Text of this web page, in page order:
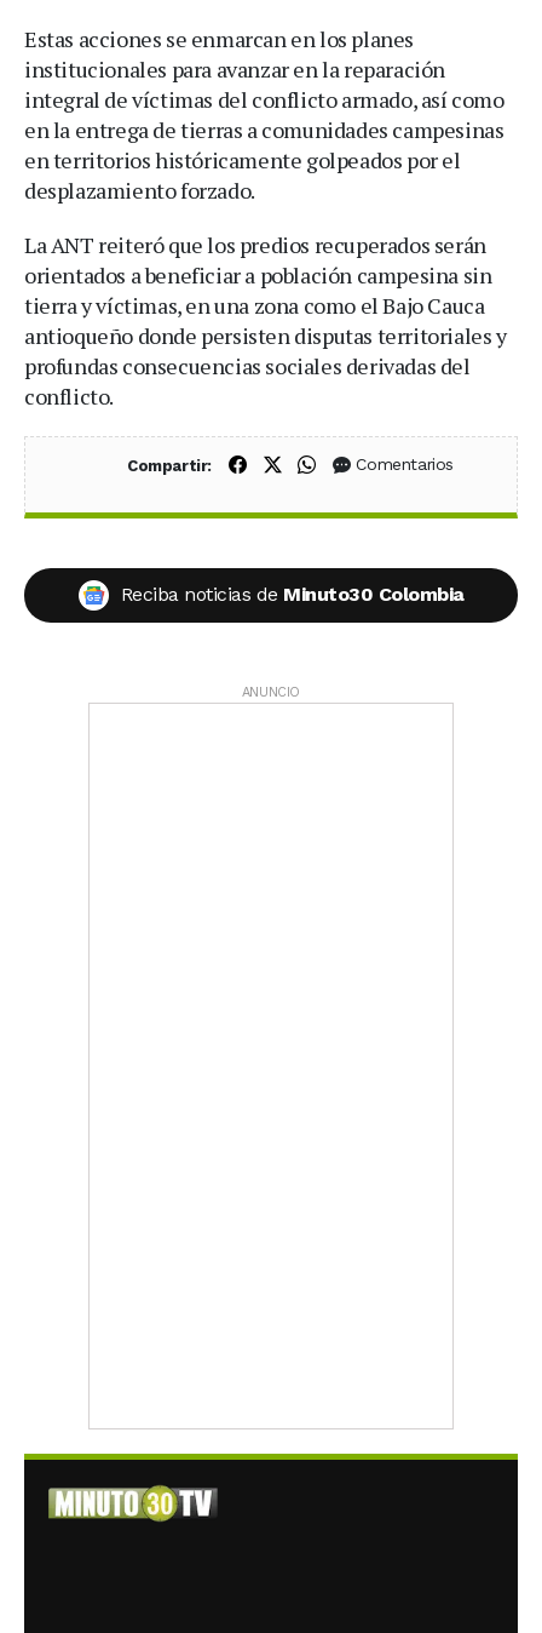
Estas acciones se enmarcan en los planes
institucionales para avanzar en la reparación
integral de víctimas del conflicto armado, así como
en la entrega de tierras a comunidades campesinas
en territorios históricamente golpeados por el
desplazamiento forzado.
La ANT reiteró que los predios recuperados serán
orientados a beneficiar a población campesina sin
tierra y víctimas, en una zona como el Bajo Cauca
antioqueño donde persisten disputas territoriales y
profundas consecuencias sociales derivadas del
conflicto.
Compartir: Compartir en Facebook
Compartir en X (Twitter)
Compartir en WhatsApp
Comentarios
Reciba noticias de Minuto30 Colombia
ANUNCIO